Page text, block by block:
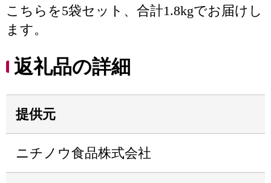
こちらを5袋セット、合計1.8kgでお届けし
ます。
返礼品の詳細
提供元
ニチノウ食品株式会社